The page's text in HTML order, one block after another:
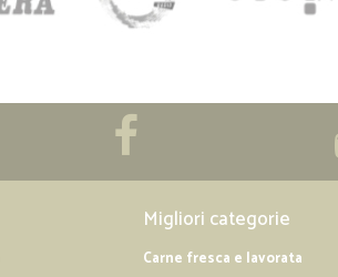
Migliori categorie
Carne fresca e lavorata